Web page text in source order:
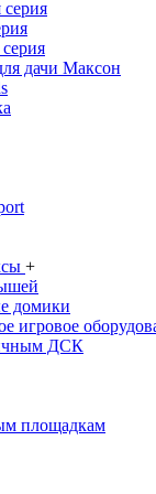
дачи Максон
+
домики
игровое
ДСК
площадкам